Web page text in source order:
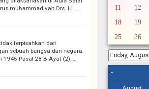
muhammadiyah Drs. H. …
terpisahkan dari
sebuah bangsa dan negara.
Pasal 28 B Ayat (2),…
11
12
18
19
25
26
-